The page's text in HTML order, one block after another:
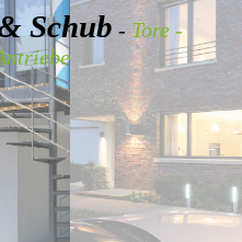
Schub -Tore -